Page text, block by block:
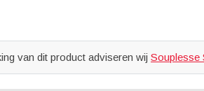
van dit product adviseren wij Souplesse